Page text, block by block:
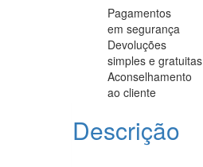
Pagamentos
em segurança
Devoluções
simples e gratuitas
Aconselhamento
ao cliente
Descrição